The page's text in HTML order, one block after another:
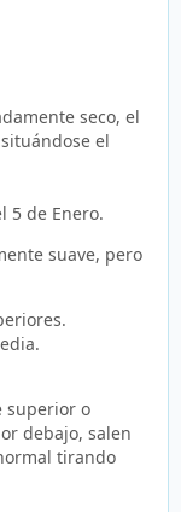
seco, el
el
5 de Enero.
suave, pero
superior o
debajo, salen
tirando